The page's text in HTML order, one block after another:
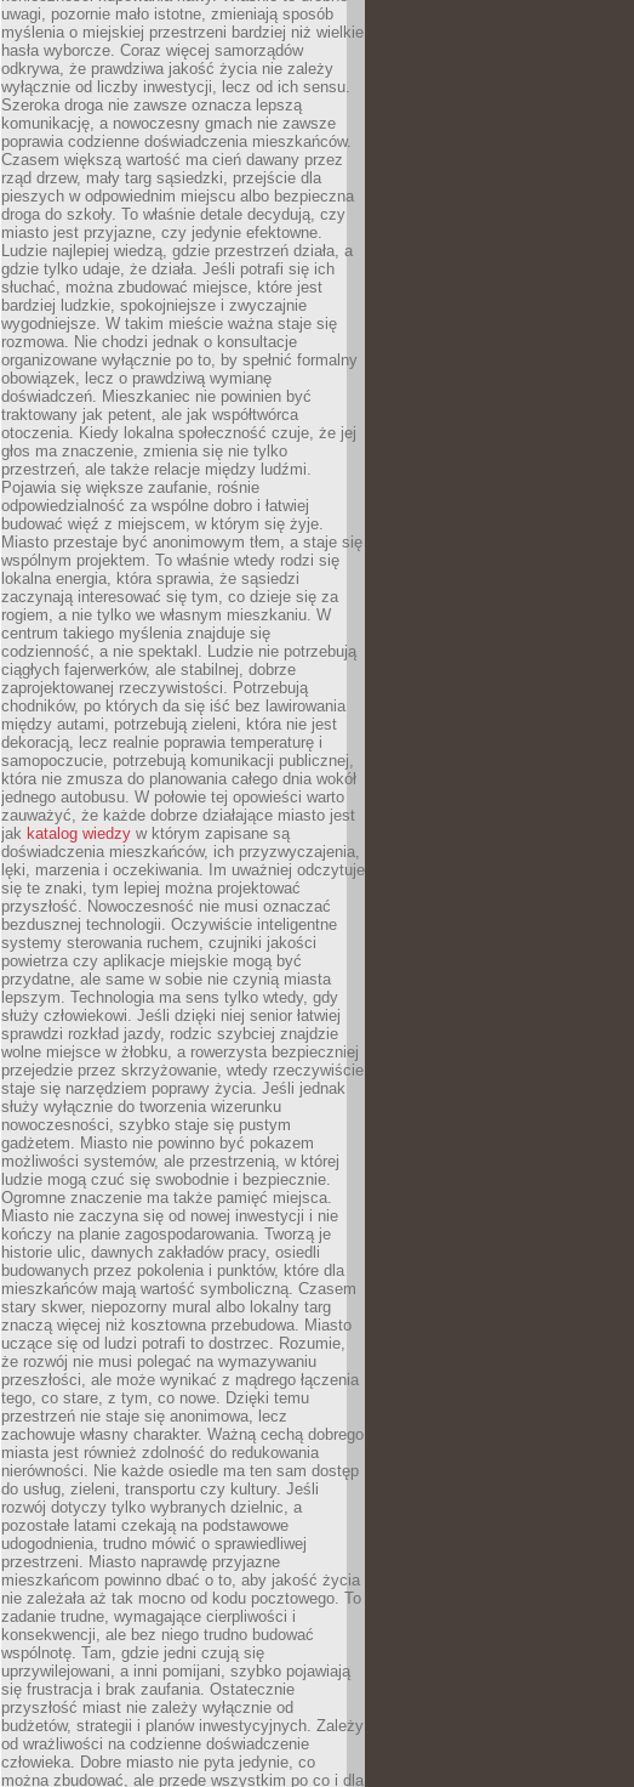
uwagi, pozornie mało istotne, zmieniają sposób
myślenia o miejskiej przestrzeni bardziej niż wielkie
hasła wyborcze. Coraz więcej samorządów
odkrywa, że prawdziwa jakość życia nie zależy
wyłącznie od liczby inwestycji, lecz od ich sensu.
Szeroka droga nie zawsze oznacza lepszą
komunikację, a nowoczesny gmach nie zawsze
poprawia codzienne doświadczenia mieszkańców.
Czasem większą wartość ma cień dawany przez
rząd drzew, mały targ sąsiedzki, przejście dla
pieszych w odpowiednim miejscu albo bezpieczna
droga do szkoły. To właśnie detale decydują, czy
miasto jest przyjazne, czy jedynie efektowne.
Ludzie najlepiej wiedzą, gdzie przestrzeń działa, a
gdzie tylko udaje, że działa. Jeśli potrafi się ich
słuchać, można zbudować miejsce, które jest
bardziej ludzkie, spokojniejsze i zwyczajnie
wygodniejsze. W takim mieście ważna staje się
rozmowa. Nie chodzi jednak o konsultacje
organizowane wyłącznie po to, by spełnić formalny
obowiązek, lecz o prawdziwą wymianę
doświadczeń. Mieszkaniec nie powinien być
traktowany jak petent, ale jak współtwórca
otoczenia. Kiedy lokalna społeczność czuje, że jej
głos ma znaczenie, zmienia się nie tylko
przestrzeń, ale także relacje między ludźmi.
Pojawia się większe zaufanie, rośnie
odpowiedzialność za wspólne dobro i łatwiej
budować więź z miejscem, w którym się żyje.
Miasto przestaje być anonimowym tłem, a staje się
wspólnym projektem. To właśnie wtedy rodzi się
lokalna energia, która sprawia, że sąsiedzi
zaczynają interesować się tym, co dzieje się za
rogiem, a nie tylko we własnym mieszkaniu. W
centrum takiego myślenia znajduje się
codzienność, a nie spektakl. Ludzie nie potrzebują
ciągłych fajerwerków, ale stabilnej, dobrze
zaprojektowanej rzeczywistości. Potrzebują
chodników, po których da się iść bez lawirowania
między autami, potrzebują zieleni, która nie jest
dekoracją, lecz realnie poprawia temperaturę i
samopoczucie, potrzebują komunikacji publicznej,
która nie zmusza do planowania całego dnia wokół
jednego autobusu. W połowie tej opowieści warto
zauważyć, że każde dobrze działające miasto jest
jak katalog wiedzy w którym zapisane są
doświadczenia mieszkańców, ich przyzwyczajenia,
lęki, marzenia i oczekiwania. Im uważniej odczytuje
się te znaki, tym lepiej można projektować
przyszłość. Nowoczesność nie musi oznaczać
bezdusznej technologii. Oczywiście inteligentne
systemy sterowania ruchem, czujniki jakości
powietrza czy aplikacje miejskie mogą być
przydatne, ale same w sobie nie czynią miasta
lepszym. Technologia ma sens tylko wtedy, gdy
służy człowiekowi. Jeśli dzięki niej senior łatwiej
sprawdzi rozkład jazdy, rodzic szybciej znajdzie
wolne miejsce w żłobku, a rowerzysta bezpieczniej
przejedzie przez skrzyżowanie, wtedy rzeczywiście
staje się narzędziem poprawy życia. Jeśli jednak
służy wyłącznie do tworzenia wizerunku
nowoczesności, szybko staje się pustym
gadżetem. Miasto nie powinno być pokazem
możliwości systemów, ale przestrzenią, w której
ludzie mogą czuć się swobodnie i bezpiecznie.
Ogromne znaczenie ma także pamięć miejsca.
Miasto nie zaczyna się od nowej inwestycji i nie
kończy na planie zagospodarowania. Tworzą je
historie ulic, dawnych zakładów pracy, osiedli
budowanych przez pokolenia i punktów, które dla
mieszkańców mają wartość symboliczną. Czasem
stary skwer, niepozorny mural albo lokalny targ
znaczą więcej niż kosztowna przebudowa. Miasto
uczące się od ludzi potrafi to dostrzec. Rozumie,
że rozwój nie musi polegać na wymazywaniu
przeszłości, ale może wynikać z mądrego łączenia
tego, co stare, z tym, co nowe. Dzięki temu
przestrzeń nie staje się anonimowa, lecz
zachowuje własny charakter. Ważną cechą dobrego
miasta jest również zdolność do redukowania
nierówności. Nie każde osiedle ma ten sam dostęp
do usług, zieleni, transportu czy kultury. Jeśli
rozwój dotyczy tylko wybranych dzielnic, a
pozostałe latami czekają na podstawowe
udogodnienia, trudno mówić o sprawiedliwej
przestrzeni. Miasto naprawdę przyjazne
mieszkańcom powinno dbać o to, aby jakość życia
nie zależała aż tak mocno od kodu pocztowego. To
zadanie trudne, wymagające cierpliwości i
konsekwencji, ale bez niego trudno budować
wspólnotę. Tam, gdzie jedni czują się
uprzywilejowani, a inni pomijani, szybko pojawiają
się frustracja i brak zaufania. Ostatecznie
przyszłość miast nie zależy wyłącznie od
budżetów, strategii i planów inwestycyjnych. Zależy
od wrażliwości na codzienne doświadczenie
człowieka. Dobre miasto nie pyta jedynie, co
można zbudować, ale przede wszystkim po co i dla